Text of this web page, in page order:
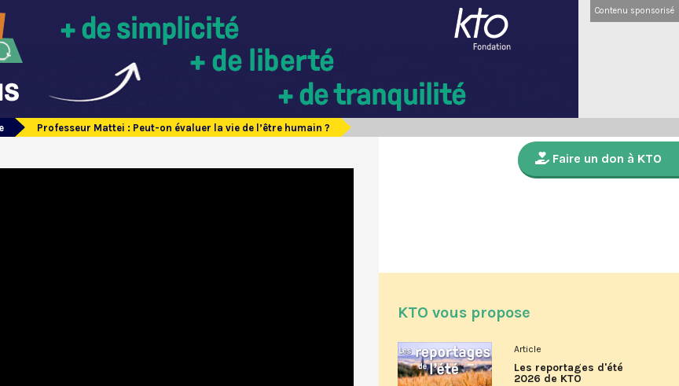
Contenu sponsorisé
Professeur Mattei : Peut-on évaluer la vie de l’être humain ?
Faire un don à KTO
KTO vous propose
Article
Les reportages d'été
2026 de KTO